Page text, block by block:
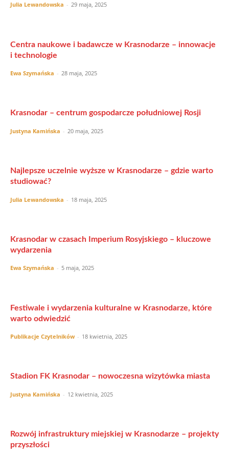
Julia Lewandowska - 29 maja, 2025
Centra naukowe i badawcze w Krasnodarze – innowacje
i technologie
Ewa Szymańska - 28 maja, 2025
Krasnodar – centrum gospodarcze południowej Rosji
Justyna Kamińska - 20 maja, 2025
Najlepsze uczelnie wyższe w Krasnodarze – gdzie warto
studiować?
Julia Lewandowska - 18 maja, 2025
Krasnodar w czasach Imperium Rosyjskiego – kluczowe
wydarzenia
Ewa Szymańska - 5 maja, 2025
Festiwale i wydarzenia kulturalne w Krasnodarze, które
warto odwiedzić
Publikacje Czytelników - 18 kwietnia, 2025
Stadion FK Krasnodar – nowoczesna wizytówka miasta
Justyna Kamińska - 12 kwietnia, 2025
Rozwój infrastruktury miejskiej w Krasnodarze – projekty
przyszłości